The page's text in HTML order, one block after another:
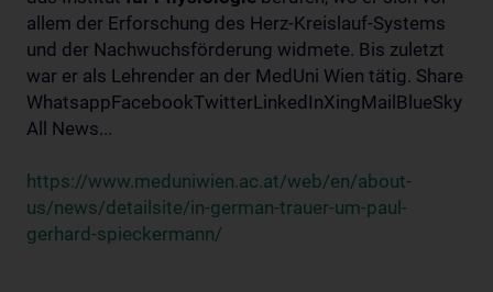
allem der Erforschung des Herz-Kreislauf-Systems
und der Nachwuchsförderung widmete. Bis zuletzt
war er als Lehrender an der MedUni Wien tätig. Share
WhatsappFacebookTwitterLinkedInXingMailBlueSky
All News...
https://www.meduniwien.ac.at/web/en/about-
us/news/detailsite/in-german-trauer-um-paul-
gerhard-spieckermann/